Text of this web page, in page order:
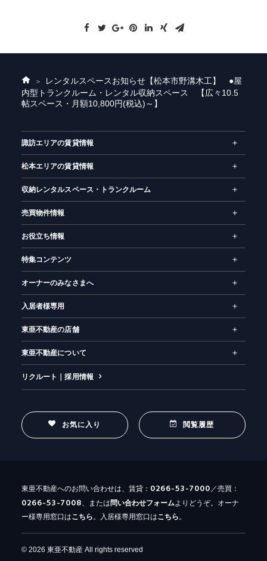
ホ
ー
ム
レンタルスペースお知らせ 【松本市野溝木工】 ●屋
内型トランクルーム・レンタル収納スペース 【広々10.5
帖スペース・月額10,800円(税込)～】
諏訪エリアの賃貸情報
松本エリアの賃貸情報
収納レンタルスペース・トランクルーム
売買物件情報
お役立ち情報
特集コンテンツ
オーナーのみなさまへ
入居者様専用
東亜不動産の店舗
東亜不動産について
リクルート｜採用情報
お気に入り 閲覧履歴
東亜不動産へのお問い合わせは、賃貸： 0266-53-7000／売買：
0266-53-7008、または 問い合わせフォームよりどうぞ。オーナ
ー様専用窓口はこちら。入居様専用窓口はこちら。
© 2026 東亜不動産 All rights reserved